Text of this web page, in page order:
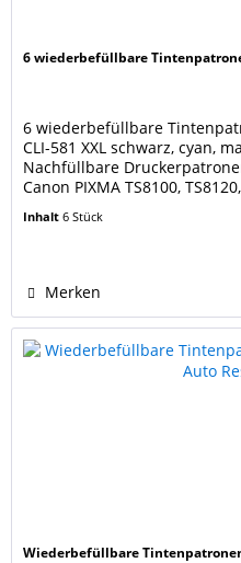
6 wiederbefüllbare
6 wiederbefüllbare
CLI-581 XXL schwarz, cyan,
Nachfüllbare
Canon PIXMA TS8100,
TS8252, TS8300, TS8350,
Inhalt6 Stück
Merken
Wiederbefüllbare